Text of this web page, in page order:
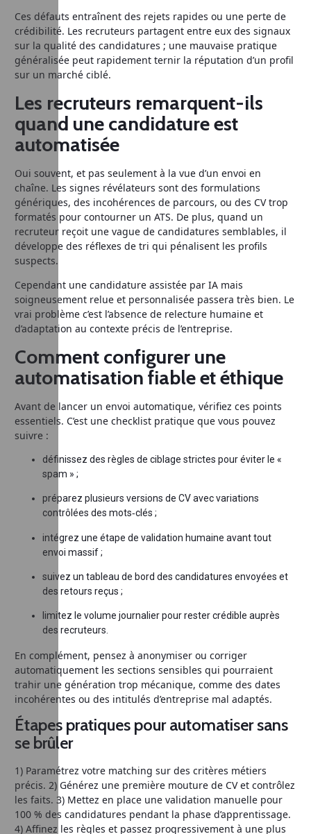
Ces défauts entraînent des rejets rapides ou une perte de
crédibilité. Les recruteurs partagent entre eux des signaux
sur la qualité des candidatures ; une mauvaise pratique
généralisée peut rapidement ternir la réputation d’un profil
sur un marché ciblé.
Les recruteurs remarquent-ils
quand une candidature est
automatisée
Oui souvent, et pas seulement à la vue d’un envoi en
chaîne. Les signes révélateurs sont des formulations
génériques, des incohérences de parcours, ou des CV trop
formatés pour contourner un ATS. De plus, quand un
recruteur reçoit une vague de candidatures semblables, il
développe des réflexes de tri qui pénalisent les profils
suspects.
Cependant une candidature assistée par IA mais
soigneusement relue et personnalisée passera très bien. Le
vrai problème c’est l’absence de relecture humaine et
d’adaptation au contexte précis de l’entreprise.
Comment configurer une
automatisation fiable et éthique
Avant de lancer un envoi automatique, vérifiez ces points
essentiels. C’est une checklist pratique que vous pouvez
suivre :
définissez des règles de ciblage strictes pour éviter le «
spam » ;
préparez plusieurs versions de CV avec variations
contrôlées des mots‑clés ;
intégrez une étape de validation humaine avant tout
envoi massif ;
suivez un tableau de bord des candidatures envoyées et
des retours reçus ;
limitez le volume journalier pour rester crédible auprès
des recruteurs.
En complément, pensez à anonymiser ou corriger
automatiquement les sections sensibles qui pourraient
trahir une génération trop mécanique, comme des dates
incohérentes ou des intitulés d’entreprise mal adaptés.
Étapes pratiques pour automatiser sans
se brûler
1) Paramétrez votre matching sur des critères métiers
précis. 2) Générez une première mouture de CV et contrôlez
les faits. 3) Mettez en place une validation manuelle pour
100 % des candidatures pendant la phase d’apprentissage.
4) Affinez les règles et passez progressivement à une plus